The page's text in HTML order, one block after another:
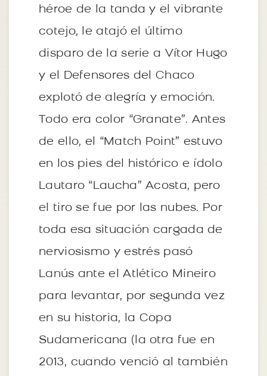
héroe de la tanda y el vibrante
cotejo, le atajó el último
disparo de la serie a Vítor Hugo
y el Defensores del Chaco
explotó de alegría y emoción.
Todo era color “Granate”. Antes
de ello, el “Match Point” estuvo
en los pies del histórico e ídolo
Lautaro “Laucha” Acosta, pero
el tiro se fue por las nubes. Por
toda esa situación cargada de
nerviosismo y estrés pasó
Lanús ante el Atlético Mineiro
para levantar, por segunda vez
en su historia, la Copa
Sudamericana (la otra fue en
2013, cuando venció al también